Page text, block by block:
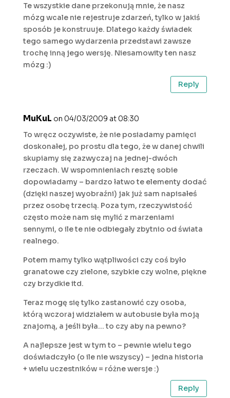
Te wszystkie dane przekonują mnie, że nasz
mózg wcale nie rejestruje zdarzeń, tylko w jakiś
sposób je konstruuje. Dlatego każdy świadek
tego samego wydarzenia przedstawi zawsze
trochę inną jego wersję. Niesamowity ten nasz
mózg :)
Reply
MuKuL on 04/03/2009 at 08:30
To wręcz oczywiste, że nie posiadamy pamięci
doskonałej, po prostu dla tego, że w danej chwili
skupiamy się zazwyczaj na jednej-dwóch
rzeczach. W wspomnieniach resztę sobie
dopowiadamy – bardzo łatwo te elementy dodać
(dzięki naszej wyobraźni) jak już sam napisałeś
przez osobę trzecią. Poza tym, rzeczywistość
często może nam się mylić z marzeniami
sennymi, o ile te nie odbiegały zbytnio od świata
realnego.
Potem mamy tylko wątpliwości czy coś było
granatowe czy zielone, szybkie czy wolne, piękne
czy brzydkie itd.
Teraz mogę się tylko zastanowić czy osoba,
którą wczoraj widziałem w autobusie była moją
znajomą, a jeśli była… to czy aby na pewno?
A najlepsze jest w tym to – pewnie wielu tego
doświadczyło (o ile nie wszyscy) – jedna historia
+ wielu uczestników = różne wersje :)
Reply